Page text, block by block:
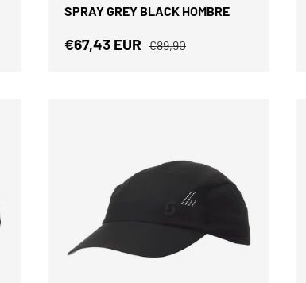
SPRAY GREY BLACK HOMBRE
Precio de venta
€67,43 EUR Precio normal
€89,90